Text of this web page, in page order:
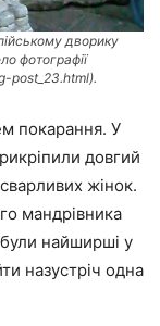
дворику
фотографії
post_23.html).
покарання. У
довгий
жінок.
мандрівника
найширші у
назустріч одна